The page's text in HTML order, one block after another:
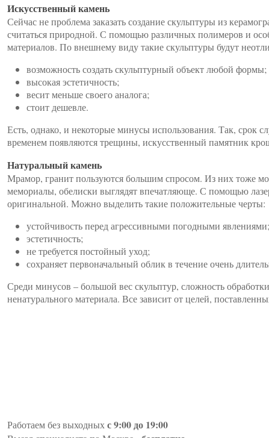
Искусственный камень
Сейчас не проблема заказать создание скульптуры из
считаться природной. С помощью различных полимеров и
материалов. По внешнему виду такие скульптуры будут
возможность создать скульптурный объект любой формы;
высокая эстетичность;
весит меньше своего аналога;
стоит дешевле.
Есть, однако, и некоторые минусы использования. Так, срок
временем появляются трещины, искусственный памятник
Натуральный камень
Мрамор, гранит пользуются большим спросом. Из них тоже
мемориалы, обелиски выглядят впечатляюще. С помощью
оригинальной. Можно выделить такие положительные черты:
устойчивость перед агрессивными погодными явлениями;
эстетичность;
не требуется постойный уход;
сохраняет первоначальный облик в течение очень
Среди минусов – большой вес скульптур, сложность
ненатурального материала. Все зависит от целей,
Работаем без выходныхс 9:00 до 19:00